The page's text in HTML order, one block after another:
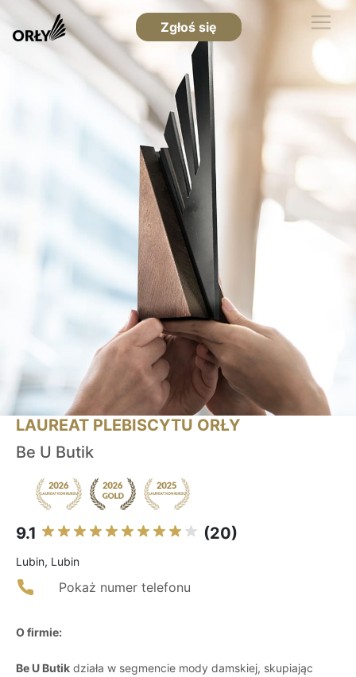
Zgłoś się
LAUREAT PLEBISCYTU ORŁY
Be U Butik
9.1 (20)
Lubin, Lubin
Pokaż numer telefonu
O firmie:
Be U Butik działa w segmencie mody damskiej, skupiając